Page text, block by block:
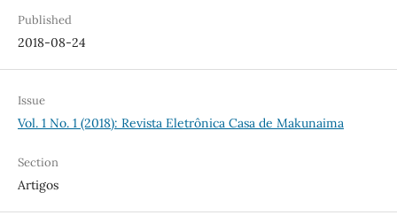
Published
2018-08-24
Issue
Vol. 1 No. 1 (2018): Revista Eletrônica Casa de Makunaima
Section
Artigos